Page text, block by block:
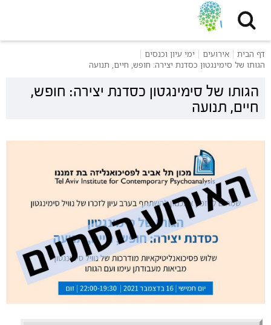
דף הבית אירועים
ימי עיון וכנסים
הגותו של סימינגטון כסדנת יצירה: חופש, חיים, תנועה
הגותו של סימינגטון כסדנת יצירה: חופש,
חיים, תנועה